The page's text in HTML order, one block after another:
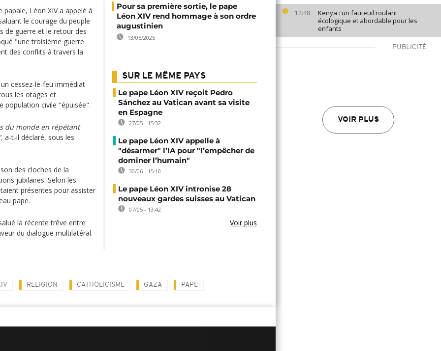
12:48
Kenya : un fauteuil roulant
écologique et abordable pour les
enfants
PUBLICITÉ
VOIR PLUS
papale, Léon XIV a appelé à
le courage du peuple
de guerre et le retour des
"une troisième guerre
des conflits à travers la
cessez-le-feu immédiat
les otages et
population civile "épuisée".
du monde en répétant
a-t-il déclaré, sous les
des cloches de la
jubilaires. Selon les
présentes pour assister
pape.
la récente trêve entre
du dialogue multilatéral.
Pour sa première sortie, le pape
Léon XIV rend hommage à son ordre
augustinien
13/05/2025
SUR LE MÊME PAYS
Le pape Léon XIV reçoit Pedro
Sánchez au Vatican avant sa visite
en Espagne
27/05 - 15:32
Le pape Léon XIV appelle à
"désarmer" l’IA pour "l’empêcher de
dominer l’humain"
30/06 - 15:10
Le pape Léon XIV intronise 28
nouveaux gardes suisses au Vatican
07/05 - 13:42
Voir plus
RELIGION CATHOLICISME GAZA PAPE